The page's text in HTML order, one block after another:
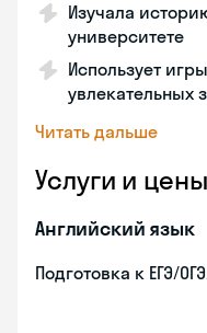
Изучала
университете
Использует
увлекательных
Читать дальше
Услуги и цены
Английский язык
Подготовка к ЕГЭ/ОГЭ